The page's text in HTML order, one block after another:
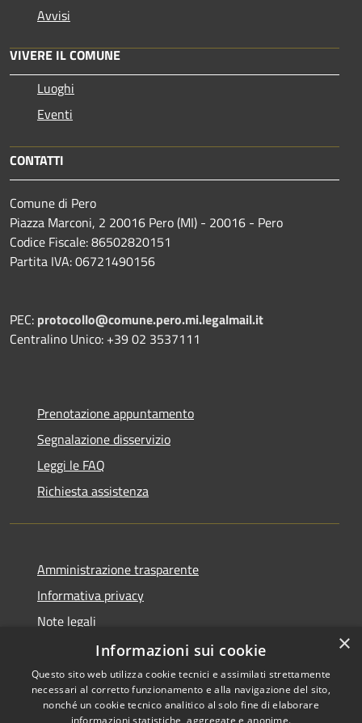
Avvisi
VIVERE IL COMUNE
Luoghi
Eventi
CONTATTI
Comune di Pero
Piazza Marconi, 2 20016 Pero (MI) - 20016 - Pero
Codice Fiscale: 86502820151
Partita IVA: 06721490156
PEC: protocollo@comune.pero.mi.legalmail.it
Centralino Unico: +39 02 3537111
Prenotazione appuntamento
Segnalazione disservizio
Leggi le FAQ
Richiesta assistenza
Amministrazione trasparente
Informativa privacy
Note legali
Dichiarazione di accessibilità
×
Informazioni sui cookie
Questo sito web utilizza cookie tecnici e assimilati strettamente
necessari al corretto funzionamento e alla navigazione del sito,
nonché un cookie tecnico analitico al solo fine di elaborare
informazioni statistiche, aggregate e anonime.